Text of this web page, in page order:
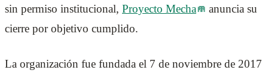
sin permiso institucional, Proyecto Mecha
anuncia su
cierre por objetivo cumplido.
La organización fue fundada el 7 de noviembre de 2017